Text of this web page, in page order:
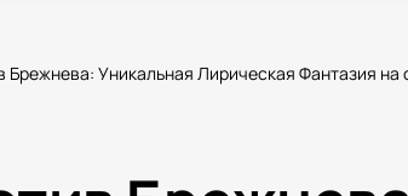
Брежнева: Уникальная Лирическая Фантазия